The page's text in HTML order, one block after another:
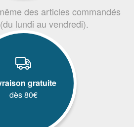
des articles commandés
lundi au vendredi).
gratuite
dès 80€